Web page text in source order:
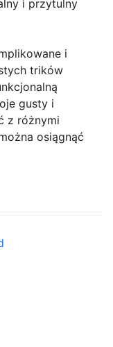
i przytulny
i
trików
gusty i
z różnymi
osiągnąć